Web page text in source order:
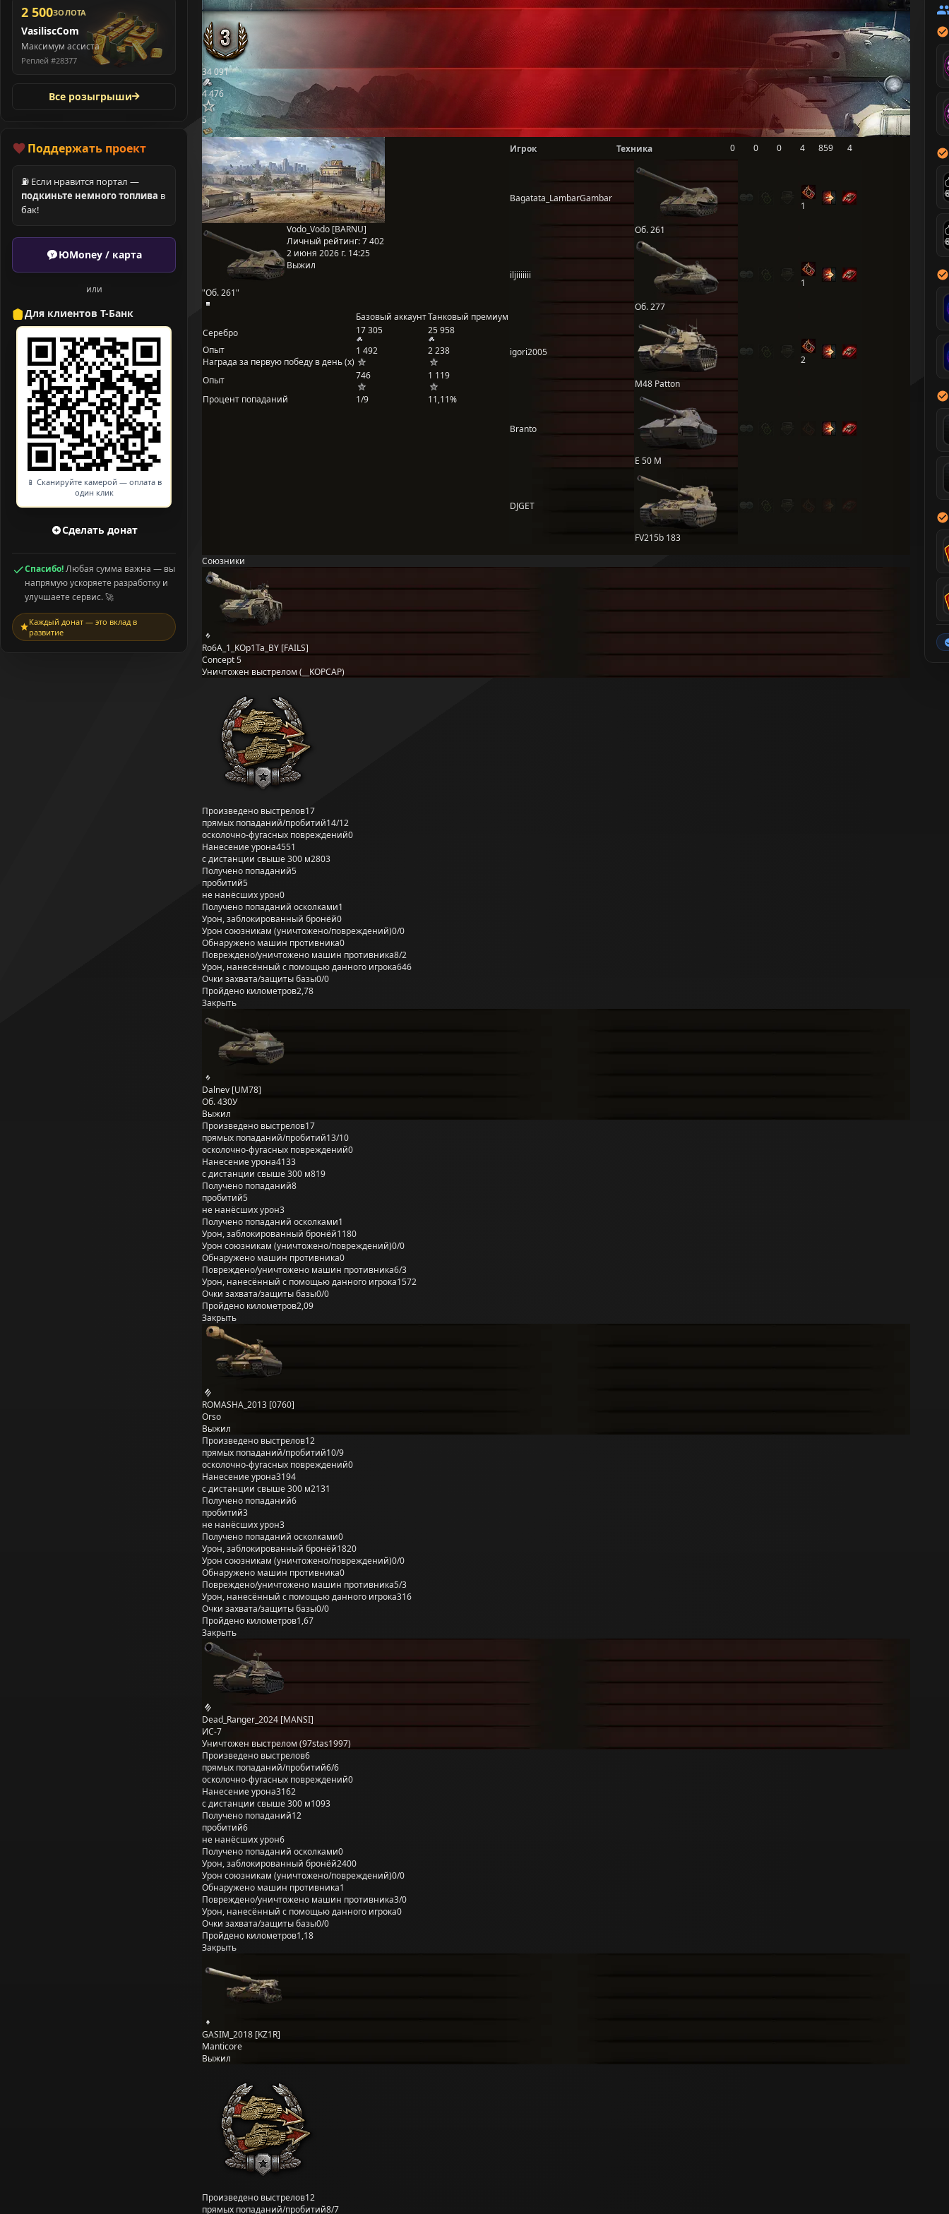
2 500ЗОЛОТА
VasiliscCom
Максимум ассиста
Реплей #28377
Все розыгрыши
Поддержать проект
⛽ Если нравится портал —
подкиньте немного топлива в
бак!
ЮMoney / карта
или
Для клиентов Т-Банк
📱 Сканируйте камерой — оплата в
один клик
Сделать донат
Спасибо!Любая сумма важна — вы
напрямую ускоряете разработку и
улучшаете сервис. 🚀
Каждый донат — это вклад в
развитие
34 091
4 476
5
"Об. 261"
Vodo_Vodo [BARNU]
Личный рейтинг:7 402
2 июня 2026 г. 14:25
Выжил
Базовый аккаунтТанковый премиум
Серебро
17 305
25 958
Опыт
Награда за первую победу в день (x)
1 492 2 238
Опыт 746
1 119
Процент попаданий
1/9 11,11%
Игрок Техника 0 0 0 4 859 4
Bagatata_LambarGambar
Об. 261
1
iljiiiiiii
Об. 277
1
igori2005
M48 Patton
2
Branto
E 50 M
DJGET
FV215b 183
Союзники
Ro6A_1_KOp1Ta_BY [FAILS]
Concept 5
Уничтожен выстрелом (__KOPCAP)
Произведено выстрелов17
прямых попаданий/пробитий14/12
осколочно-фугасных повреждений0
Нанесение урона4551
с дистанции свыше 300 м2803
Получено попаданий5
пробитий5
не нанёсших урон0
Получено попаданий осколками1
Урон, заблокированный бронёй0
Урон союзникам (уничтожено/повреждений)0/0
Обнаружено машин противника0
Повреждено/уничтожено машин противника8/2
Урон, нанесённый с помощью данного игрока646
Очки захвата/защиты базы0/0
Пройдено километров2,78
Закрыть
Dalnev [UM78]
Об. 430У
Выжил
Произведено выстрелов17
прямых попаданий/пробитий13/10
осколочно-фугасных повреждений0
Нанесение урона4133
с дистанции свыше 300 м819
Получено попаданий8
пробитий5
не нанёсших урон3
Получено попаданий осколками1
Урон, заблокированный бронёй1180
Урон союзникам (уничтожено/повреждений)0/0
Обнаружено машин противника0
Повреждено/уничтожено машин противника6/3
Урон, нанесённый с помощью данного игрока1572
Очки захвата/защиты базы0/0
Пройдено километров2,09
Закрыть
ROMASHA_2013 [0760]
Orso
Выжил
Произведено выстрелов12
прямых попаданий/пробитий10/9
осколочно-фугасных повреждений0
Нанесение урона3194
с дистанции свыше 300 м2131
Получено попаданий6
пробитий3
не нанёсших урон3
Получено попаданий осколками0
Урон, заблокированный бронёй1820
Урон союзникам (уничтожено/повреждений)0/0
Обнаружено машин противника0
Повреждено/уничтожено машин противника5/3
Урон, нанесённый с помощью данного игрока316
Очки захвата/защиты базы0/0
Пройдено километров1,67
Закрыть
Dead_Ranger_2024 [MANSI]
ИС-7
Уничтожен выстрелом (97stas1997)
Произведено выстрелов6
прямых попаданий/пробитий6/6
осколочно-фугасных повреждений0
Нанесение урона3162
с дистанции свыше 300 м1093
Получено попаданий12
пробитий6
не нанёсших урон6
Получено попаданий осколками0
Урон, заблокированный бронёй2400
Урон союзникам (уничтожено/повреждений)0/0
Обнаружено машин противника1
Повреждено/уничтожено машин противника3/0
Урон, нанесённый с помощью данного игрока0
Очки захвата/защиты базы0/0
Пройдено километров1,18
Закрыть
GASIM_2018 [KZ1R]
Manticore
Выжил
Произведено выстрелов12
прямых попаданий/пробитий8/7